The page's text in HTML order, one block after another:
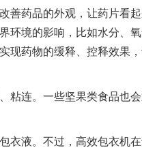
善药品的外观，让药片看
环境的影响，比如水分、
现药物的缓释、控释效果
粘连。一些坚果类食品也
衣液。不过，高效包衣机